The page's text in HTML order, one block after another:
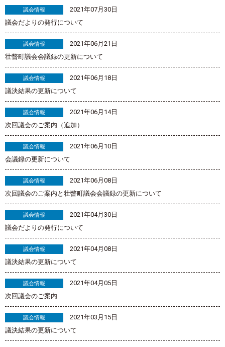
議会情報
2021年07月30日
議会だよりの発行について
議会情報
2021年06月21日
壮瞥町議会会議録の更新について
議会情報
2021年06月18日
議決結果の更新について
議会情報
2021年06月14日
次回議会のご案内（追加）
議会情報
2021年06月10日
会議録の更新について
議会情報
2021年06月08日
次回議会のご案内と壮瞥町議会会議録の更新について
議会情報
2021年04月30日
議会だよりの発行について
議会情報
2021年04月08日
議決結果の更新について
議会情報
2021年04月05日
次回議会のご案内
議会情報
2021年03月15日
議決結果の更新について